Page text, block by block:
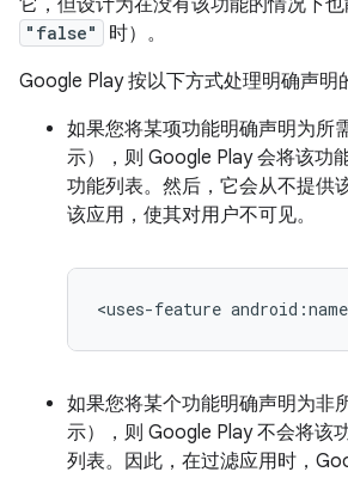
它，但设计为在没有该功能的情况下
"false"
时）。
Google Play 按以下方式处理明确声明
如果您将某项功能明确声明为所
示），则 Google Play 会将该功
功能列表。然后，它会从不提供
该应用，使其对用户不可见。
<uses-feature
如果您将某个功能明确声明为非
示），则 Google Play 不会将该
列表。 因此，在过滤应用时，